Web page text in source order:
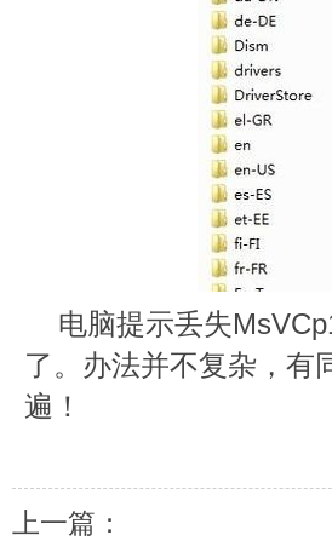
电脑提示丢失
了。办法并不复杂，有
遍！
上一篇：